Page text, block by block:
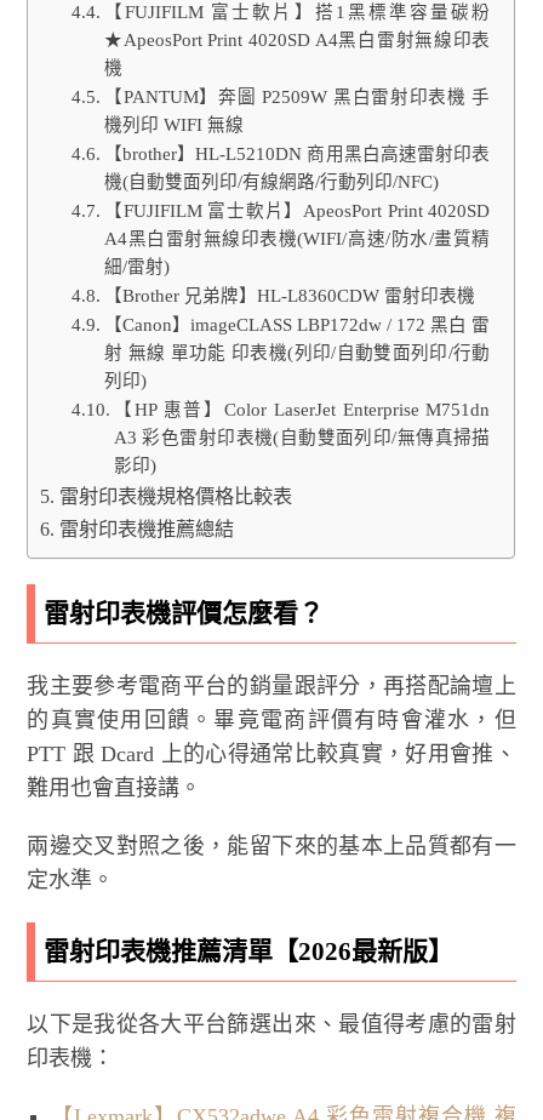
【FUJIFILM 富士軟片】搭1黑標準容量碳粉
★ApeosPort Print 4020SD A4黑白雷射無線印表
機
【PANTUM】奔圖 P2509W 黑白雷射印表機 手
機列印 WIFI 無線
【brother】HL-L5210DN 商用黑白高速雷射印表
機(自動雙面列印/有線網路/行動列印/NFC)
【FUJIFILM 富士軟片】ApeosPort Print 4020SD
A4黑白雷射無線印表機(WIFI/高速/防水/畫質精
細/雷射)
【Brother 兄弟牌】HL-L8360CDW 雷射印表機
【Canon】imageCLASS LBP172dw / 172 黑白 雷
射 無線 單功能 印表機(列印/自動雙面列印/行動
列印)
【HP 惠普】Color LaserJet Enterprise M751dn
A3 彩色雷射印表機(自動雙面列印/無傳真掃描
影印)
雷射印表機規格價格比較表
雷射印表機推薦總結
雷射印表機評價怎麼看？
我主要參考電商平台的銷量跟評分，再搭配論壇上
的真實使用回饋。畢竟電商評價有時會灌水，但
PTT 跟 Dcard 上的心得通常比較真實，好用會推、
難用也會直接講。
兩邊交叉對照之後，能留下來的基本上品質都有一
定水準。
雷射印表機推薦清單【2026最新版】
以下是我從各大平台篩選出來、最值得考慮的雷射
印表機：